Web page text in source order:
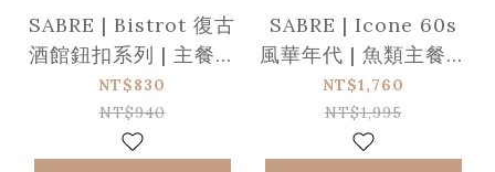
SABRE | Bistrot 復古
酒館鈕扣系列 | 主餐刀
| 亮面 | 沙丘白
NT$830
NT$940
SABRE | Icone 60s
風華年代 | 魚類主餐刀
叉組 | 珍珠白
NT$1,760
NT$1,995